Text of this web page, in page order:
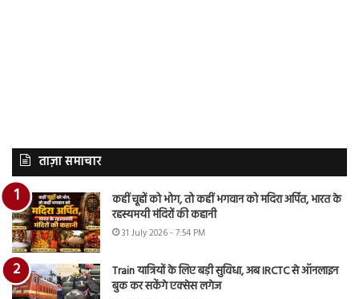
ताज़ा समाचार
कहीं चूहों को भोग, तो कहीं भगवान को मदिरा अर्पित, भारत के
रहस्यमयी मंदिरों की कहानी
31 July 2026 - 7:54 PM
Train यात्रियों के लिए बड़ी सुविधा, अब IRCTC से ऑनलाइन
बुक कर सकेंगे एक्सेस लगेज